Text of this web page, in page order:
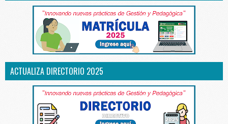
ACTUALIZA DIRECTORIO 2025